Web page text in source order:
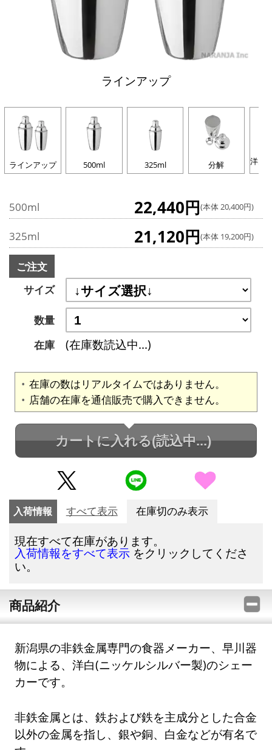
ラインアップ
ラインアップ 500ml 325ml 分解 洋白
500ml 22,440円(本体 20,400円)
325ml 21,120円(本体 19,200円)
ご注文
サイズ
数量
在庫
(在庫数読込中...)
在庫の数はリアルタイムではありません。
店舗の在庫を通信販売で購入できません。
カートに入れる(読込中...)
入荷情報 すべて表示 在庫切のみ表示
現在すべて在庫があります。
入荷情報をすべて表示 をクリックしてくださ
い。
商品紹介
新潟県の非鉄金属専門の食器メーカー、早川器
物による、洋白(ニッケルシルバー製)のシェー
カーです。
非鉄金属とは、鉄および鉄を主成分とした合金
以外の金属を指し、銀や銅、白金などが有名で